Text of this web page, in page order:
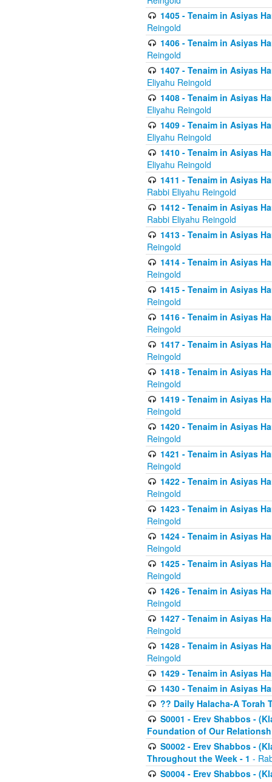
1405 - Tenaim in Asiyas
Reingold
1406 - Tenaim in Asiyas
Reingold
1407 - Tenaim in Asiyas
Eliyahu Reingold
1408 - Tenaim in Asiyas
Eliyahu Reingold
1409 - Tenaim in Asiyas
Eliyahu Reingold
1410 - Tenaim in Asiyas
Eliyahu Reingold
1411 - Tenaim in Asiyas
Rabbi Eliyahu Reingold
1412 - Tenaim in Asiyas
Rabbi Eliyahu Reingold
1413 - Tenaim in Asiyas
Reingold
1414 - Tenaim in Asiyas
Reingold
1415 - Tenaim in Asiyas
Reingold
1416 - Tenaim in Asiyas
Reingold
1417 - Tenaim in Asiyas
Reingold
1418 - Tenaim in Asiyas
Reingold
1419 - Tenaim in Asiyas
Reingold
1420 - Tenaim in Asiyas
Reingold
1421 - Tenaim in Asiyas
Reingold
1422 - Tenaim in Asiyas
Reingold
1423 - Tenaim in Asiyas
Reingold
1424 - Tenaim in Asiyas
Reingold
1425 - Tenaim in Asiyas
Reingold
1426 - Tenaim in Asiyas
Reingold
1427 - Tenaim in Asiyas
Reingold
1428 - Tenaim in Asiyas
Reingold
1429 - Tenaim in Asiyas
1430 - Tenaim in Asiyas
?? Daily Halacha-A Torah
S0001 - Erev Shabbos -
Foundation of Our
S0002 - Erev Shabbos -
Throughout the Week - 1 -
S0004 - Erev Shabbos -